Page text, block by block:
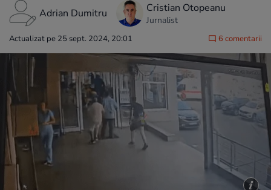
Adrian Dumitru Cristian Otopeanu
Jurnalist
Actualizat pe 25 sept. 2024, 20:01 6 comentarii